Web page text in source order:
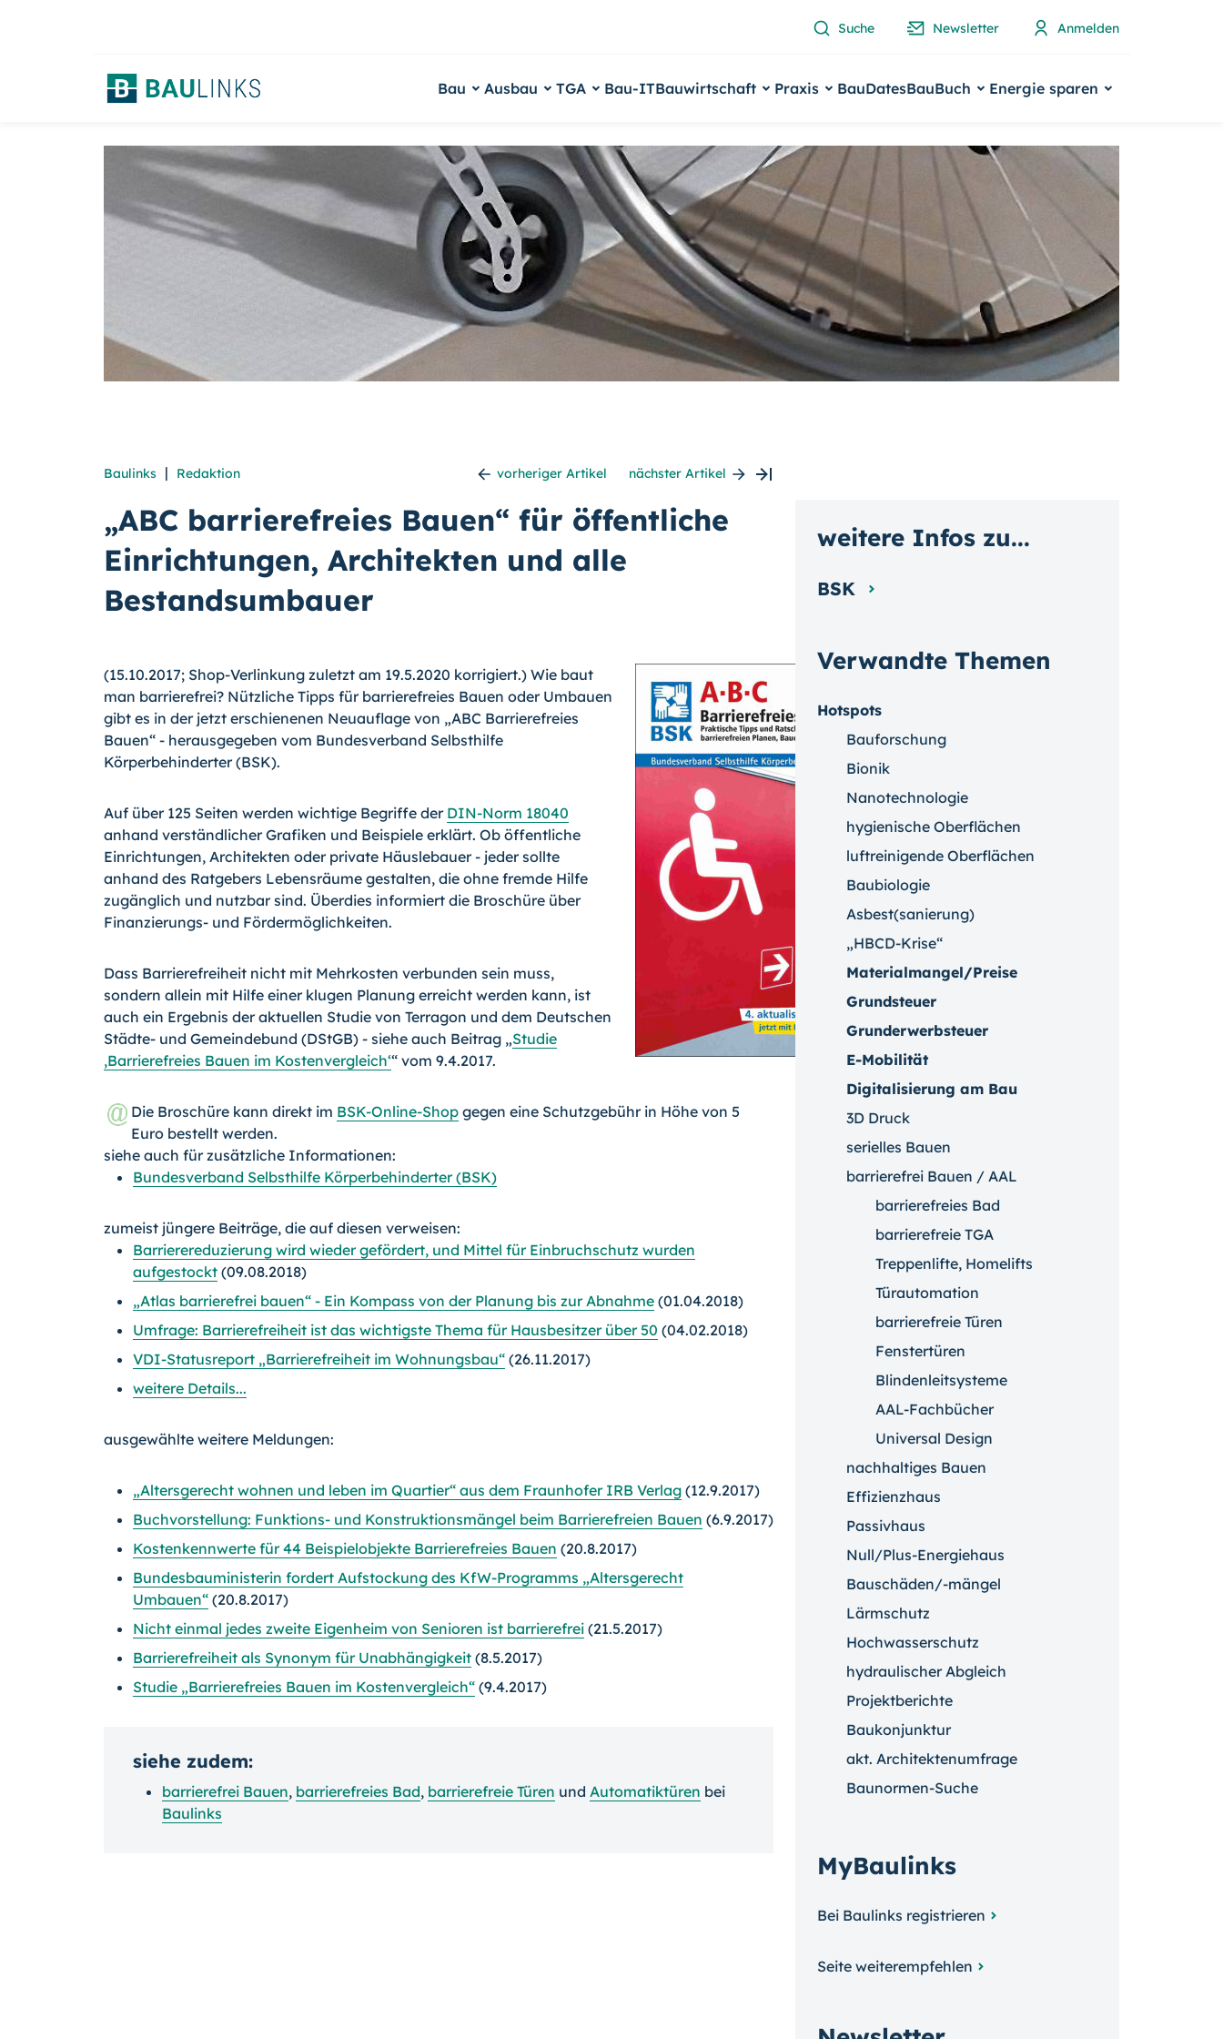
Suche Newsletter Anmelden
Bau Ausbau TGA Bau-ITBauwirtschaft Praxis BauDatesBauBuch Energie sparen
Baulinks | Redaktion vorheriger Artikel nächster Artikel
„ABC barrierefreies Bauen“ für öffentliche
Einrichtungen, Architekten und alle
Bestandsumbauer
(15.10.2017; Shop-Verlinkung zuletzt am 19.5.2020 korrigiert.) Wie baut
man barrierefrei? Nützliche Tipps für barrierefreies Bauen oder Umbauen
gibt es in der jetzt erschienenen Neuauflage von „ABC Barrierefreies
Bauen“ - herausgegeben vom Bundesverband Selbsthilfe
Körperbehinderter (BSK).
Auf über 125 Seiten werden wichtige Begriffe der DIN-Norm 18040
anhand verständlicher Grafiken und Beispiele erklärt. Ob öffentliche
Einrichtungen, Architekten oder private Häuslebauer - jeder sollte
anhand des Ratgebers Lebensräume gestalten, die ohne fremde Hilfe
zugänglich und nutzbar sind. Überdies informiert die Broschüre über
Finanzierungs- und Fördermöglichkeiten.
Dass Barrierefreiheit nicht mit Mehrkosten verbunden sein muss,
sondern allein mit Hilfe einer klugen Planung erreicht werden kann, ist
auch ein Ergebnis der aktuellen Studie von Terragon und dem Deutschen
Städte- und Gemeindebund (DStGB) - siehe auch Beitrag „Studie
,Barrierefreies Bauen im Kostenvergleich‘“ vom 9.4.2017.
Die Broschüre kann direkt im BSK-Online-Shop gegen eine Schutzgebühr in Höhe von 5
Euro bestellt werden.
siehe auch für zusätzliche Informationen:
Bundesverband Selbsthilfe Körperbehinderter (BSK)
zumeist jüngere Beiträge, die auf diesen verweisen:
Barrierereduzierung wird wieder gefördert, und Mittel für Einbruchschutz wurden
aufgestockt (09.08.2018)
„Atlas barrierefrei bauen“ - Ein Kompass von der Planung bis zur Abnahme (01.04.2018)
Umfrage: Barrierefreiheit ist das wichtigste Thema für Hausbesitzer über 50 (04.02.2018)
VDI-Statusreport „Barrierefreiheit im Wohnungsbau“ (26.11.2017)
weitere Details...
ausgewählte weitere Meldungen:
„Altersgerecht wohnen und leben im Quartier“ aus dem Fraunhofer IRB Verlag (12.9.2017)
Buchvorstellung: Funktions- und Konstruktionsmängel beim Barrierefreien Bauen (6.9.2017)
Kostenkennwerte für 44 Beispielobjekte Barrierefreies Bauen (20.8.2017)
Bundesbauministerin fordert Aufstockung des KfW-Programms „Altersgerecht
Umbauen“ (20.8.2017)
Nicht einmal jedes zweite Eigenheim von Senioren ist barrierefrei (21.5.2017)
Barrierefreiheit als Synonym für Unabhängigkeit (8.5.2017)
Studie „Barrierefreies Bauen im Kostenvergleich“ (9.4.2017)
siehe zudem:
barrierefrei Bauen, barrierefreies Bad, barrierefreie Türen und Automatiktüren bei
Baulinks
Verwandte Themen
Hotspots
Bauforschung
Bionik
Nanotechnologie
hygienische Oberflächen
luftreinigende Oberflächen
Baubiologie
Asbest(sanierung)
„HBCD-Krise“
Materialmangel/Preise
Grundsteuer
Grunderwerbsteuer
E-Mobilität
Digitalisierung am Bau
3D Druck
serielles Bauen
barrierefrei Bauen / AAL
barrierefreies Bad
barrierefreie TGA
Treppenlifte, Homelifts
Türautomation
barrierefreie Türen
Fenstertüren
Blindenleitsysteme
AAL-Fachbücher
Universal Design
nachhaltiges Bauen
Effizienzhaus
Passivhaus
Null/Plus-Energiehaus
Bauschäden/-mängel
Lärmschutz
Hochwasserschutz
hydraulischer Abgleich
Projektberichte
Baukonjunktur
akt. Architektenumfrage
Baunormen-Suche
MyBaulinks
Bei Baulinks registrieren
Seite weiterempfehlen
weitere Infos zu...
BSK